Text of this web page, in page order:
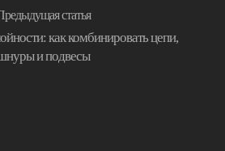
статья
как комбинировать цепи,
и подвесы